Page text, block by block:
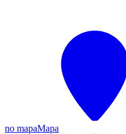
no mapaMapa